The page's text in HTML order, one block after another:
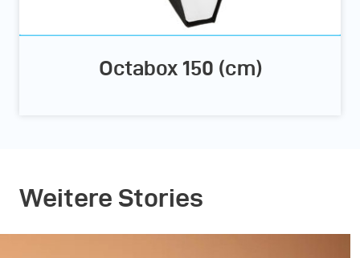
Octabox 150 (cm)
Weitere Stories